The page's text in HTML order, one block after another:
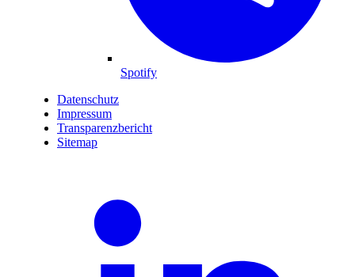
Spotify
Datenschutz
Impressum
Transparenzbericht
Sitemap